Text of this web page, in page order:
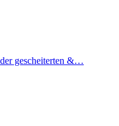
gescheiterten &…